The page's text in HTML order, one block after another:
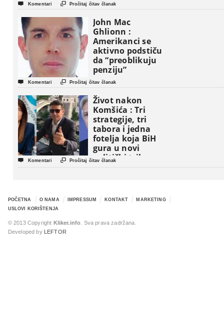
 Komentari  Pročitaj čitav članak
John Mac
Ghlionn :
Amerikanci se
aktivno podstiču
da “preoblikuju
penziju”
 Komentari  Pročitaj čitav članak
Život nakon
Komšića : Tri
strategije, tri
tabora i jedna
fotelja koja BiH
gura u novi
politički triler
 Komentari  Pročitaj čitav članak
POČETNA O NAMA IMPRESSUM KONTAKT
MARKETING
USLOVI KORIŠTENJA
© 2013 Copyright Kliker.info . Sva prava zadržana.
Developed by
LEFTOR